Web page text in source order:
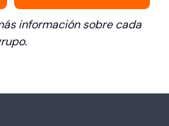
información sobre cada